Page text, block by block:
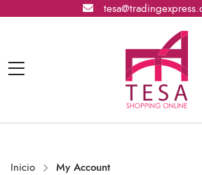
Inicio My Account